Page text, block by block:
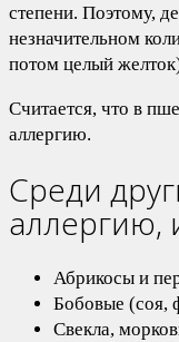
степени. Поэтому,
незначительном
потом целый
Считается, что в
аллергию.
Среди
аллергию,
Абрикосы и
Бобовые (соя,
Свекла,